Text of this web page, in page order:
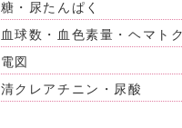
・尿たんぱく
球数・血色素量・ヘマト
図
クレアチニン・尿酸